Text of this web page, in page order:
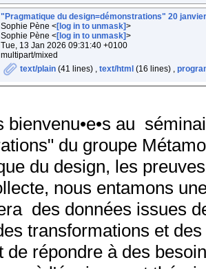
"Pragmatique du design=démonstrations" 20
Sophie Pène <[log in to unmask]>
Sophie Pène <[log in to unmask]>
Tue, 13 Jan 2026 09:31:40 +0100
multipart/mixed
text/plain (41 lines) , text/html (16 lines) ,